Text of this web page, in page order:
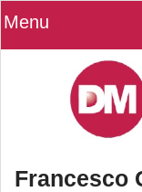
Menu
Francesco